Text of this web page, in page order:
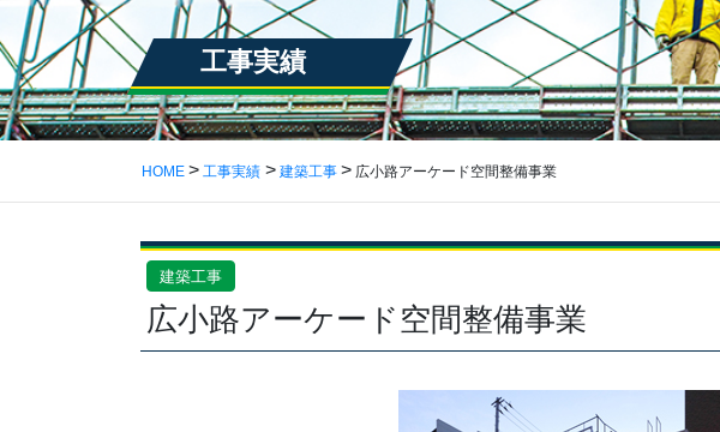
工事実績
HOME 工事実績 建築工事 広小路アーケード空間整備事業
建築工事
広小路アーケード空間整備事業